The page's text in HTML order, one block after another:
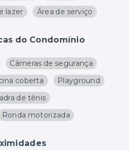
lazer Área de serviço
do Condomínio
Câmeras de segurança
coberta
Playground
de tênis
Ronda motorizada